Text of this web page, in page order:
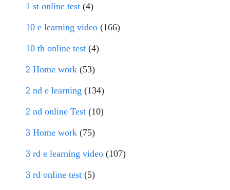
1 st online test (4)
10 e learning video (166)
10 th online test (4)
2 Home work (53)
2 nd e learning (134)
2 nd online Test (10)
3 Home work (75)
3 rd e learning video (107)
3 rd online test (5)